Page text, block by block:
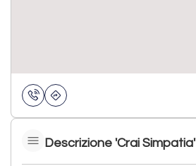
Descrizione 'Crai Simpatia'